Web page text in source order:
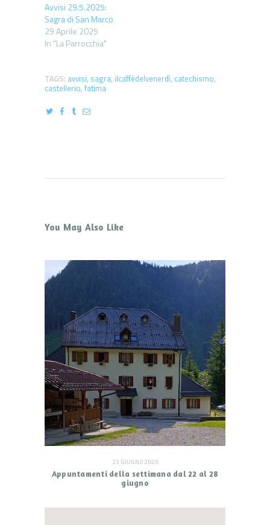
Avvisi 29.5.2025:
Sagra di San Marco
29 Aprile 2025
In "La Parrocchia"
TAGS: avvisi, sagra, ilcaffèdelvenerdì, catechismo,
castellerio, fatima
You May Also Like
23 GIUGNO 2026
Appuntamenti della settimana dal 22 al 28
giugno